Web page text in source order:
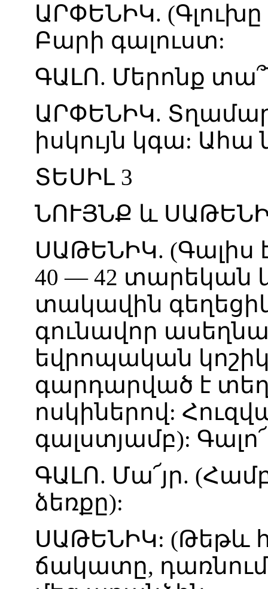
ԱՐՓԵՆԻԿ. (Գլուխը
Բարի գալուստ:
ԳԱԼՈ. Մերոնք
ԱՐՓԵՆԻԿ.
իսկույն կգա: Ահա
ՏԵՍԻԼ 3
ՆՈՒՅՆՔ և
ՍԱԹԵՆԻԿ. (Գալիս
40 — 42 տարեկան
տակավին
գունավոր
եվրոպական
գարդարված է
ոսկիներով :
գալստյամբ): Գալո՜
ԳԱԼՈ. Մա՜յր. (
ձեռքը):
ՍԱԹԵՆԻԿ: (Թեթև
ճակատը, դառնում